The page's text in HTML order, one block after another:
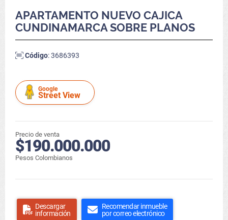
APARTAMENTO NUEVO CAJICA
CUNDINAMARCA SOBRE PLANOS
Código: 3686393
Google
Street View
Precio de venta
$190.000.000
Pesos Colombianos
Descargar
información
Recomendar inmueble
por correo electrónico